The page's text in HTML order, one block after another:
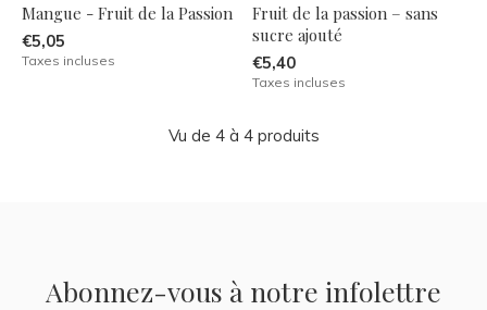
Mangue - Fruit de la Passion
€5,05
Taxes incluses
Fruit de la passion – sans
sucre ajouté
€5,40
Taxes incluses
Vu de 4 à 4 produits
Abonnez-vous à notre infolettre